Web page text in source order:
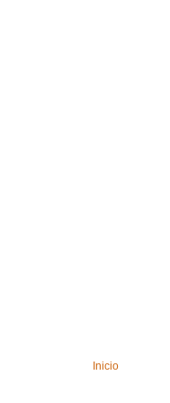
Inicio